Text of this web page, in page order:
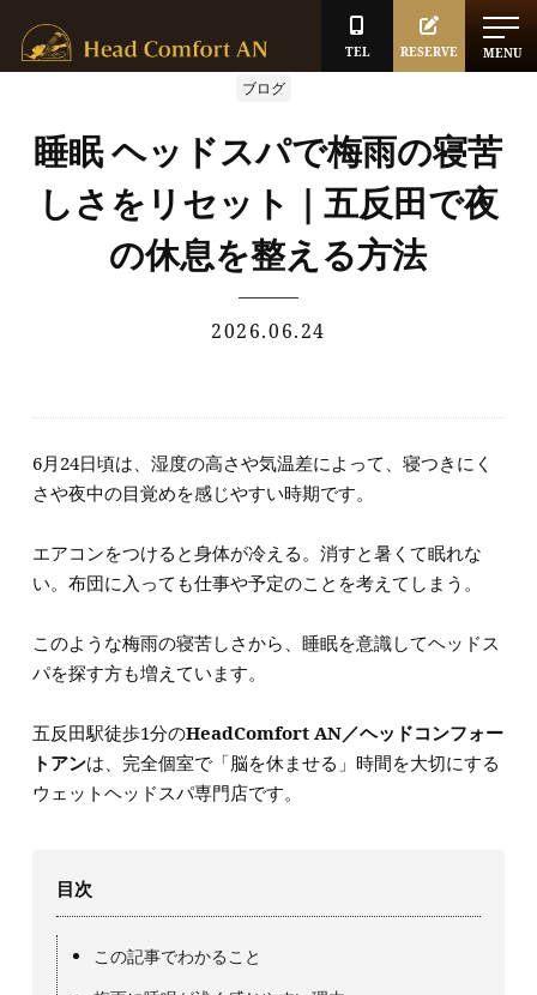
MENU
RESERVE
TEL
ブログ
睡眠 ヘッドスパで梅雨の寝苦
しさをリセット｜五反田で夜
の休息を整える方法
2026.06.24
6月24日頃は、湿度の高さや気温差によって、寝つきにく
さや夜中の目覚めを感じやすい時期です。
エアコンをつけると身体が冷える。消すと暑くて眠れな
い。布団に入っても仕事や予定のことを考えてしまう。
このような梅雨の寝苦しさから、睡眠を意識してヘッドス
パを探す方も増えています。
五反田駅徒歩1分のHeadComfort AN／ヘッドコンフォー
トアンは、完全個室で「脳を休ませる」時間を大切にする
ウェットヘッドスパ専門店です。
目次
この記事でわかること